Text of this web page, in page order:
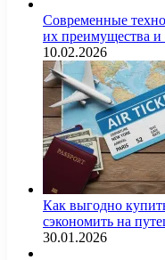
Современные
их преимущества и
10.02.2026
Как выгодно
сэкономить на
30.01.2026